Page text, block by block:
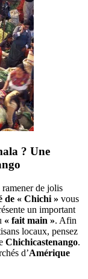
? Une
de jolis
de « Chichi » vous
un important
« fait main ». Afin
locaux, pensez
Chichicastenango.
d’Amérique